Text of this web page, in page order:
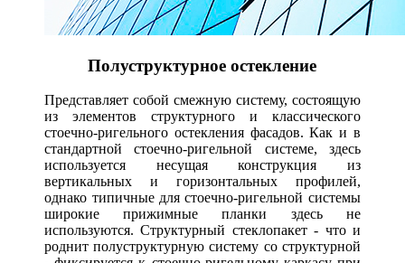
Полуструктурное остекление
Представляет собой смежную систему, состоящую
из элементов структурного и классического
стоечно-ригельного остекления фасадов. Как и в
стандартной стоечно-ригельной системе, здесь
используется несущая конструкция из
вертикальных и горизонтальных профилей,
однако типичные для стоечно-ригельной системы
широкие прижимные планки здесь не
используются. Структурный стеклопакет - что и
роднит полуструктурную систему со структурной